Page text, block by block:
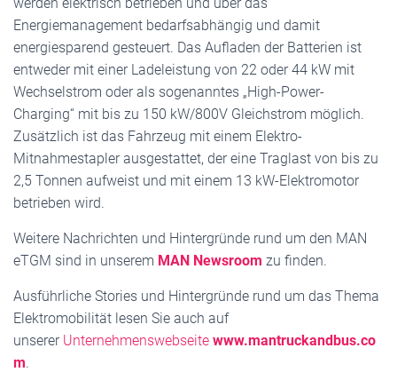
Energiemanagement bedarfsabhängig und damit
energiesparend gesteuert. Das Aufladen der Batterien ist
entweder mit einer Ladeleistung von 22 oder 44 kW mit
Wechselstrom oder als sogenanntes „High-Power-
Charging“ mit bis zu 150 kW/800V Gleichstrom möglich.
Zusätzlich ist das Fahrzeug mit einem Elektro-
Mitnahmestapler ausgestattet, der eine Traglast von bis zu
2,5 Tonnen aufweist und mit einem 13 kW-Elektromotor
betrieben wird.
Weitere Nachrichten und Hintergründe rund um den MAN
eTGM sind in unserem MAN Newsroom zu finden.
Ausführliche Stories und Hintergründe rund um das Thema
Elektromobilität lesen Sie auch auf
unserer Unternehmenswebseite www.mantruckandbus.co
m.